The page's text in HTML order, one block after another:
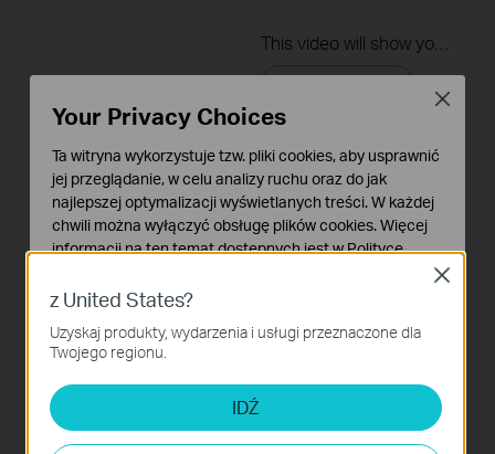
This video will show you how to link your TP-Link Tapo account to Google Assistant
Rozwiń więcej
Quick Tips: How to
Link you TP-Link
Tapo Account to
Amazon Alexa
This Video will show you how to integrate your Tapo account to Amazon Alexa
z United States?
Uzyskaj produkty, wydarzenia i usługi przeznaczone dla
Twojego regionu.
IDŹ
Close
Your Privacy Choices
Ta witryna wykorzystuje tzw. pliki cookies, aby usprawnić
jej przeglądanie, w celu analizy ruchu oraz do jak
najlepszej optymalizacji wyświetlanych treści. W każdej
chwili można wyłączyć obsługę plików cookies. Więcej
informacji na ten temat dostępnych jest wPolityce
Podstawowe Cookies
Te pliki cookies niezbędne są do poprawnego działania
witryny i nie moga zostać wyłączone.
Cookies dotyczące analizy i marketingu
Analiza - Te pliki Cookies są wykorzystywane w celu
analizy ruchu na naszej stronie, co umożliwia poprawę i
Close